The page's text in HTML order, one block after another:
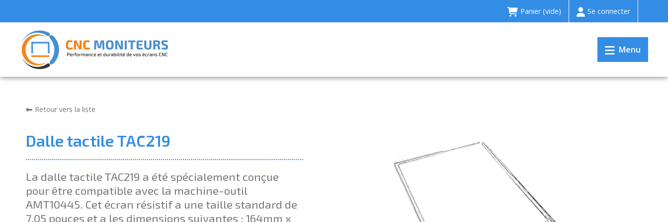
Panier(vide) Se connecter
Menu
Retour vers la liste
Dalle tactile TAC219
La dalle tactile TAC219 a été spécialement conçue
pour être compatible avec la machine-outil
AMT10445. Cet écran résistif a une taille standard de
7.05 pouces et a les dimensions suivantes : 164mm x